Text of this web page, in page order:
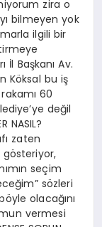
zira o
bilmeyen yok
ilgili bir
İl Başkanı Av.
Köksal bu iş
60
değil
NASIL?
zaten
seçim
sözleri
olacağını
vermesi